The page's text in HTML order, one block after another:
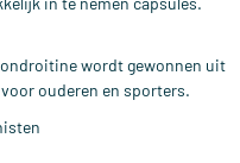
wordt gewonnen uit
ouderen en sporters.